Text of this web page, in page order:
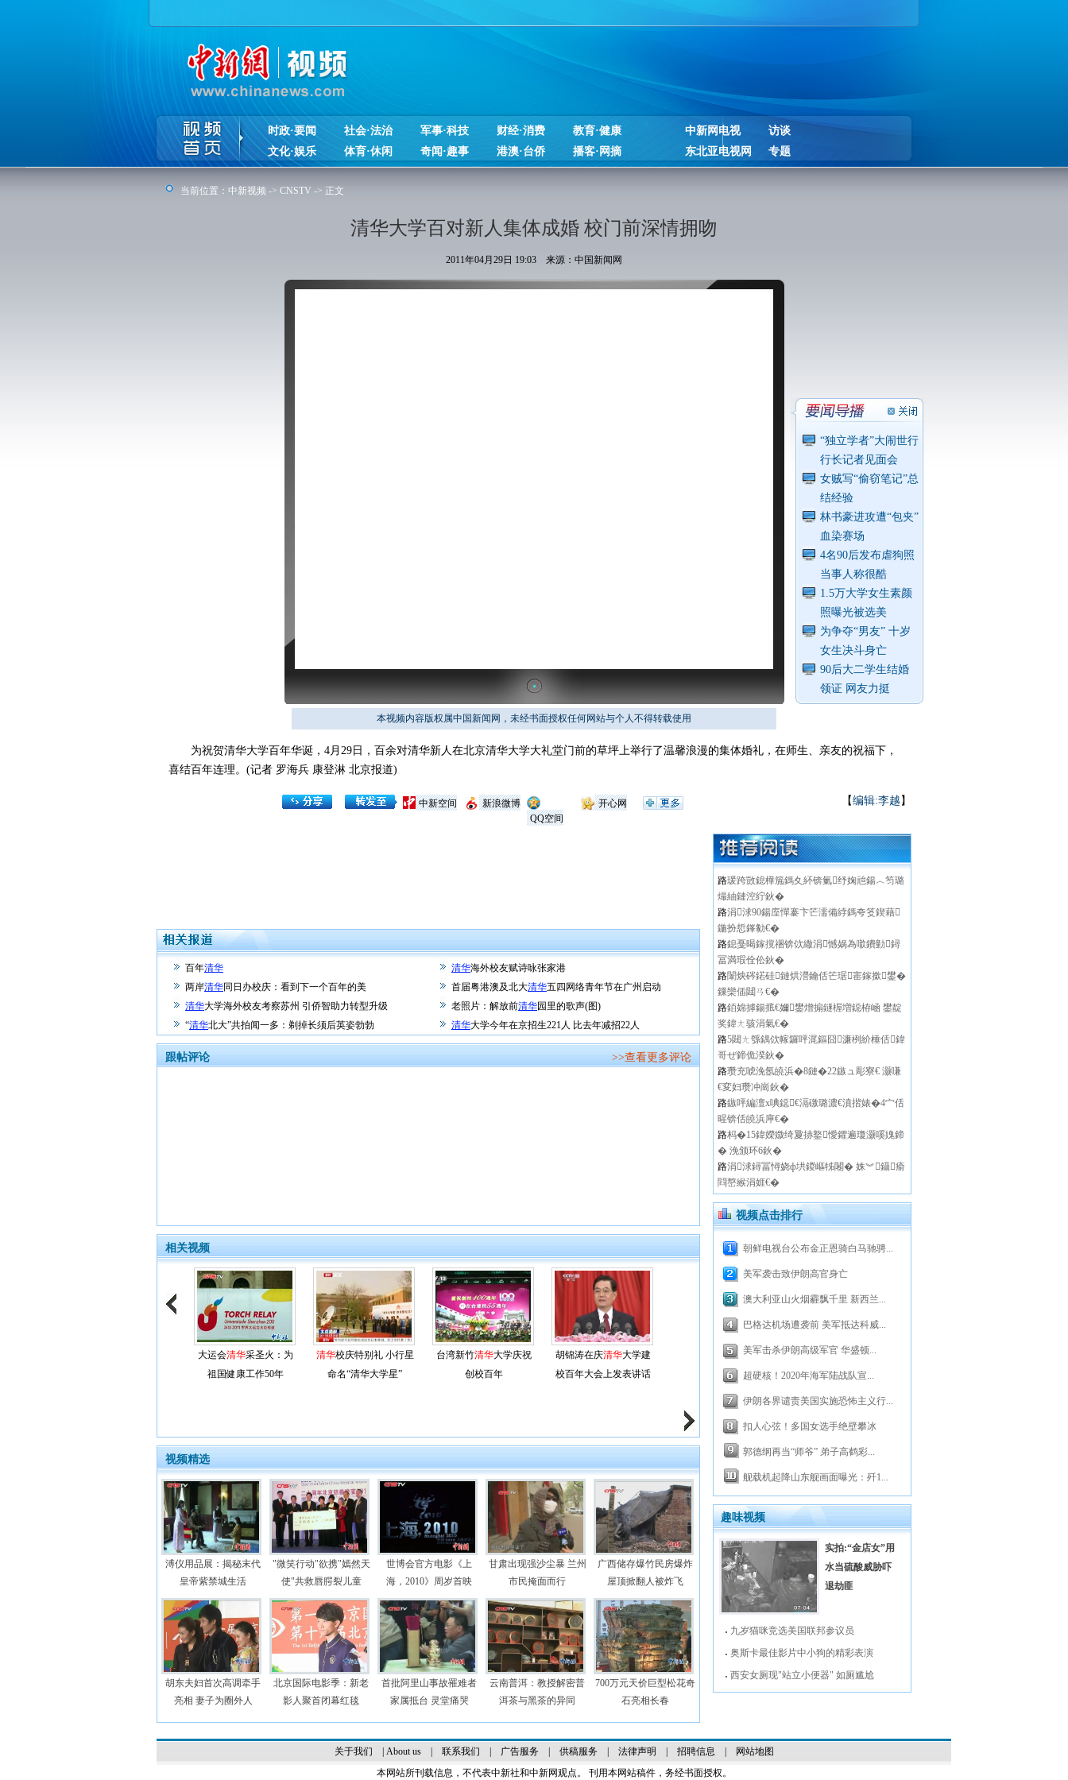
时政·要闻 社会·法治 军事·科技 财经·消费
教育·健康
文化·娱乐
体育·休闲 奇闻·趣事 港澳·台侨 播客·网摘
中新网电视
访谈
东北亚电视网
专题
当前位置： 中新视频 -> CNSTV -> 正文
清华大学百对新人集体成婚 校门前深情拥吻
2011年04月29日 19:03 来源：中国新闻网
“独立学者”大闹世行
行长记者见面会
女贼写“偷窃笔记”总
结经验
林书豪进攻遭“包夹”
血染赛场
4名90后发布虐狗照
当事人称很酷
1.5万大学女生素颜
照曝光被选美
为争夺“男友” 十岁
女生决斗身亡
90后大二学生结婚
领证 网友力挺
本视频内容版权属中国新闻网，未经书面授权任何网站与个人不得转载使用
为祝贺清华大学百年华诞，4月29日，百余对清华新人在北京清华大学大礼堂门前的草坪上举行了温馨浪漫的集体婚礼，在师生、亲友的祝福下，
喜结百年连理。(记者 罗海兵 康登淋 北京报道)
【编辑:李越 】
开心网
QQ空间
新浪微博
中新空间
百年清华 清华海外校友赋诗咏张家港
两岸清华同日办校庆：看到下一个百年的美 首届粤港澳及北大清华五四网络青年节在广州启动
清华大学海外校友考察苏州 引侨智助力转型升级 老照片：解放前清华园里的歌声(图)
“清华北大”共拍闻一多：剃掉长须后英姿勃勃 清华大学今年在京招生221人 比去年减招22人
跟帖评论 >>查看更多评论
相关视频
大运会清华采圣火：为
祖国健康工作50年
清华校庆特别礼 小行星
命名“清华大学星”
台湾新竹清华大学庆祝
创校百年
胡锦涛在庆清华大学建
校百年大会上发表讲话
视频精选
溥仪用品展：揭秘末代
皇帝紫禁城生活
"微笑行动"欲携"嫣然天
使"共救唇腭裂儿童
世博会官方电影《上
海，2010》周岁首映
甘肃出现强沙尘暴 兰州
市民掩面而行
广西储存爆竹民房爆炸
屋顶掀翻人被炸飞
胡东夫妇首次高调牵手
亮相 妻子为圈外人
北京国际电影季：新老
影人聚首闭幕红毯
首批阿里山事故罹难者
家属抵台 灵堂痛哭
云南普洱：教授解密普
洱茶与黑茶的异同
700万元天价巨型松花奇
石亮相长春
路瑗跨敳鎴樺箷鎷夊紑锛氭纾婅兘鍚︿笉璐
熶紬鏈涳紵鈥�
路涓浗90鍚庢憚褰卞笀濡備綍鎷夸笅鍥藉
鍦扮悊鎽勨€�
路鎴戞暍鎵撹祵锛佽繖涓憾娲為噷鐨勭鐞
冨満瑕佺伀鈥�
路闈炴硶鍩硅鏈烘瀯鑰佸笀琚寚鎵撳鐢�
鏁欒偛閮ㄢ€�
路銆婂摢鍚掋€嬭鐢熷搧鐩楃増鐚栫崡 鐢靛
奖鍏ㄤ骇涓氣€�
路5閮ㄤ綔鍝佽幏鑼呯浘鏂囧濂栵紒棰佸鍏
哥ぜ鍗佹湀鈥�
路瓒充唬浼氬皢浜�8鏈�22鏃ュ彫寮€ 灏嗛
€変妇瓒冲崗鈥�
路鏃呯編澶х唺鐚€滆礉璐濃€濆揩婊�4宀佸
暒锛佸皢浜庘€�
路杩�15鍏嬫媺绮夐捇鐜懓鑺遍瓊灏嗘媿鍗
� 浼颁环6鈥�
路涓浗鐞冨憳娆ф垬鍐嶇牬闂� 姝︾鑷瘉
閰嶅緱涓娾€�
视频点击排行
朝鲜电视台公布金正恩骑白马驰骋...
美军袭击致伊朗高官身亡
澳大利亚山火烟霾飘千里 新西兰...
巴格达机场遭袭前 美军抵达科威...
美军击杀伊朗高级军官 华盛顿...
超硬核！2020年海军陆战队宣...
伊朗各界谴责美国实施恐怖主义行...
扣人心弦！多国女选手绝壁攀冰
郭德纲再当“师爷” 弟子高鹤彩...
舰载机起降山东舰画面曝光：歼1...
趣味视频
实拍:“金店女”用
水当硫酸威胁吓
退劫匪
九岁猫咪竞选美国联邦参议员
奥斯卡最佳影片中小狗的精彩表演
西安女厕现"站立小便器" 如厕尴尬
关于我们 About us| 联系我们 广告服务| 供稿服务| 法律声明 招聘信息
网站地图
本网站所刊载信息，不代表中新社和中新网观点。 刊用本网站稿件，务经书面授权。